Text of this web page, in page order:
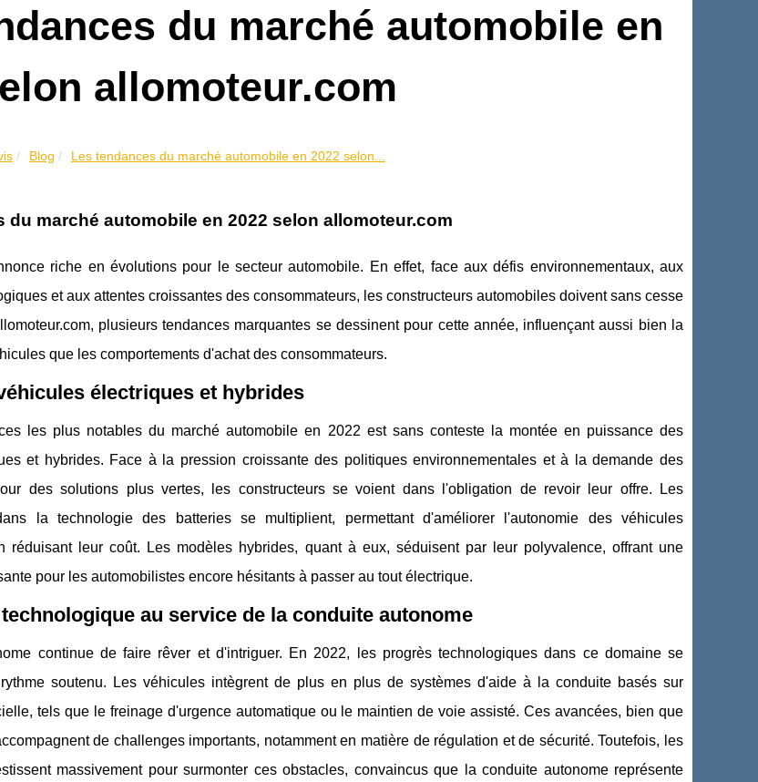
du marché automobile en
allomoteur.com
Blog Les tendances du marché automobile en 2022 selon...
du marché automobile en 2022 selon allomoteur.com
riche en évolutions pour le secteur automobile. En effet, face aux défis environnementaux, aux
et aux attentes croissantes des consommateurs, les constructeurs automobiles doivent sans cesse
plusieurs tendances marquantes se dessinent pour cette année, influençant aussi bien la
que les comportements d'achat des consommateurs.
électriques et hybrides
les plus notables du marché automobile en 2022 est sans conteste la montée en puissance des
et hybrides. Face à la pression croissante des politiques environnementales et à la demande des
des solutions plus vertes, les constructeurs se voient dans l'obligation de revoir leur offre. Les
la technologie des batteries se multiplient, permettant d'améliorer l'autonomie des véhicules
réduisant leur coût. Les modèles hybrides, quant à eux, séduisent par leur polyvalence, offrant une
pour les automobilistes encore hésitants à passer au tout électrique.
au service de la conduite autonome
continue de faire rêver et d'intriguer. En 2022, les progrès technologiques dans ce domaine se
soutenu. Les véhicules intègrent de plus en plus de systèmes d'aide à la conduite basés sur
tels que le freinage d'urgence automatique ou le maintien de voie assisté. Ces avancées, bien que
de challenges importants, notamment en matière de régulation et de sécurité. Toutefois, les
massivement pour surmonter ces obstacles, convaincus que la conduite autonome représente